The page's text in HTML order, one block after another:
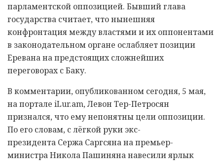
парламентской оппозицией. Бывший глава
государства считает, что нынешняя
конфронтация между властями и их оппонентами
в законодательном органе ослабляет позиции
Еревана на предстоящих сложнейших
переговорах с Баку.
В комментарии, опубликованном сегодня, 5 мая,
на портале iLur.am, Левон Тер-Петросян
признался, что ему непонятны цели оппозиции.
По его словам, с лëгкой руки экс-
президента Сержа Саргсяна на премьер-
министра Никола Пашиняна навесили ярлык